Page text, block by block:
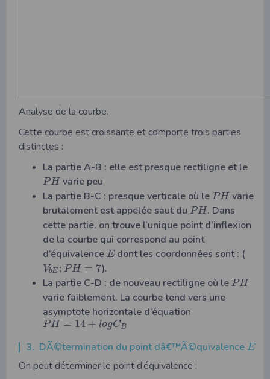
Analyse de la courbe.
Cette courbe est croissante et comporte trois parties
distinctes :
La partie A-B : elle est presque rectiligne et le
PH varie peu
La partie B-C : presque verticale où le PH varie
brutalement est appelée saut du PH. Dans
cette partie, on trouve l’unique point d’inflexion
de la courbe qui correspond au point
d’équivalence Edont les coordonnées sont : (
VbE ; PH = 7).
La partie C-D : de nouveau rectiligne où le PH
varie faiblement. La courbe tend vers une
asymptote horizontale d’équation
PH = 14 + logCB
3. DÃ©termination du point dâ€™Ã©quivalence E
On peut déterminer le point d’équivalence :